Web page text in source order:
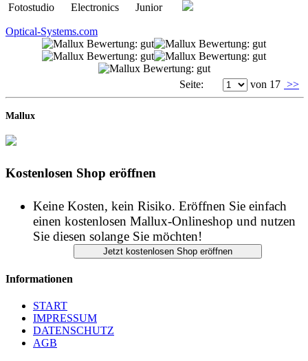
Fotostudio Electronics Junior
Optical-Systems.com
Seite: von 17 >>
Mallux
Kostenlosen Shop eröffnen
Keine Kosten, kein Risiko. Eröffnen Sie einfach
einen kostenlosen Mallux-Onlineshop und nutzen
Sie diesen solange Sie möchten!
Informationen
START
IMPRESSUM
DATENSCHUTZ
AGB